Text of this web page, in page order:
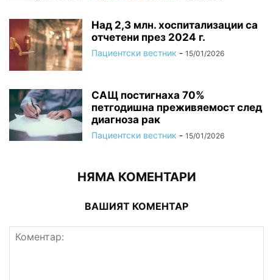
Над 2,3 млн. хоспитализации са
отчетени през 2024 г.
Пациентски вестник - 15/01/2026
САЩ постигнаха 70%
петгодишна преживяемост след
диагноза рак
Пациентски вестник - 15/01/2026
НЯМА КОМЕНТАРИ
ВАШИЯТ КОМЕНТАР